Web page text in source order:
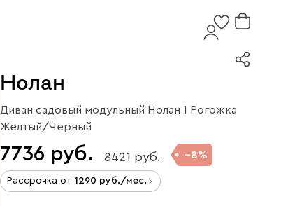
Нолан
Диван садовый модульный Нолан 1 Рогожка
Желтый/Черный
7736 8421 8
Рассрочка от 1290 /мес.